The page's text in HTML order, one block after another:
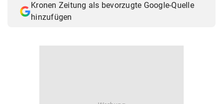
Kronen Zeitung als bevorzugte Google-Quelle
hinzufügen